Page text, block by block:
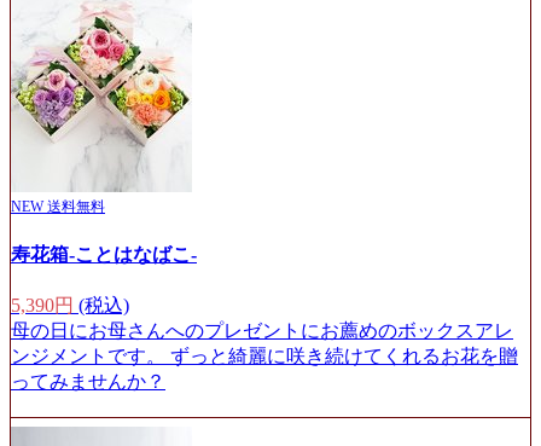
NEW 送料無料
寿花箱-ことはなばこ-
5,390円 (税込)
母の日にお母さんへのプレゼントにお薦めのボックスアレ
ンジメントです。 ずっと綺麗に咲き続けてくれるお花を贈
ってみませんか？